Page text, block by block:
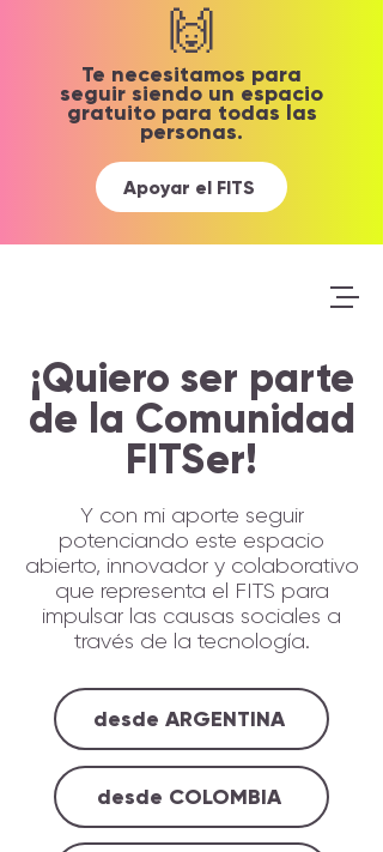
🙌
Te necesitamos para
seguir siendo un espacio
gratuito para todas las
personas.
Apoyar el FITS
¡Quiero ser parte
de la Comunidad
FITSer!
Y con mi aporte seguir
potenciando este espacio
abierto, innovador y colaborativo
que representa el FITS para
impulsar las causas sociales a
través de la tecnología.
desde ARGENTINA
desde COLOMBIA